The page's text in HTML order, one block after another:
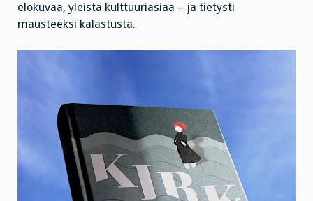
elokuvaa, yleistä kulttuuriasiaa – ja tietysti
mausteeksi kalastusta.